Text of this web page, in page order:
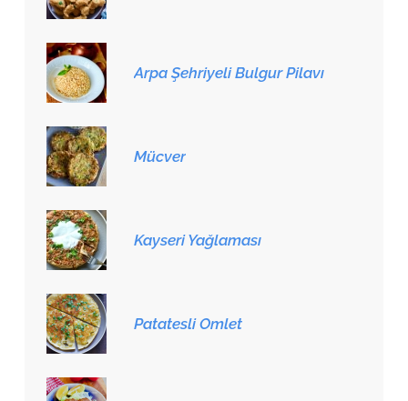
Arpa Şehriyeli Bulgur Pilavı
Mücver
Kayseri Yağlaması
Patatesli Omlet